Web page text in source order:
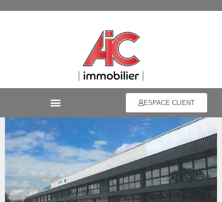
ESPACE CLIENT